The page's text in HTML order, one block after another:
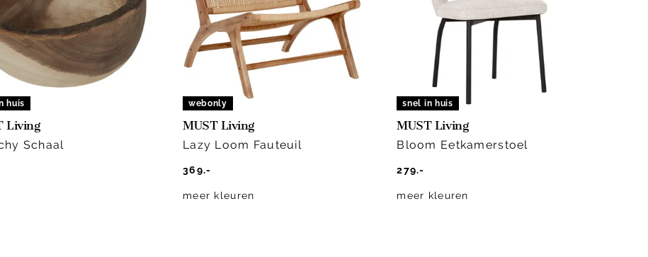
huis
Living
Schaal
webonly
MUST Living
Lazy Loom Fauteuil
369.-
meer kleuren
snel in huis
MUST Living
Bloom Eetkamerstoel
279.-
meer kleuren